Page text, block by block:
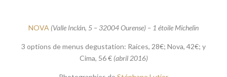
NOVA (Valle Inclán, 5 – 32004 Ourense) – 1 étoile Michelin
3 options de menus degustation: Raíces, 28€; Nova, 42€; y
Cima, 56 € (abril 2016)